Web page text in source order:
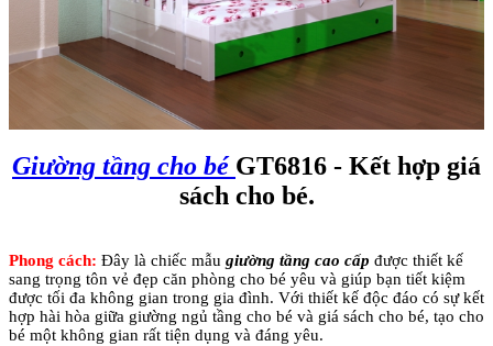
Giường tầng cho bé GT6816 - Kết hợp giá
sách cho bé.
Phong cách: Đây là chiếc mẫu giường tầng cao cấp được thiết kế
sang trọng tôn vẻ đẹp căn phòng cho bé yêu và giúp bạn tiết kiệm
được tối đa không gian trong gia đình. Với thiết kế độc đáo có sự kết
hợp hài hòa giữa giường ngủ tầng cho bé và giá sách cho bé, tạo cho
bé một không gian rất tiện dụng và đáng yêu.